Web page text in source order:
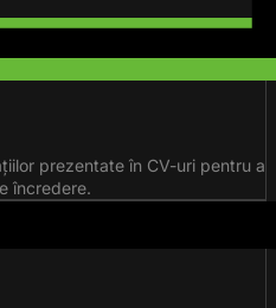
prezentate în CV-uri pentru a
încredere.